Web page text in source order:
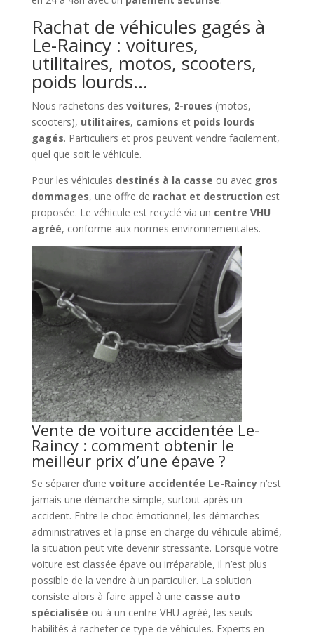
Rachat de véhicules gagés à
Le-Raincy : voitures,
utilitaires, motos, scooters,
poids lourds…
Nous rachetons des voitures, 2-roues (motos,
scooters), utilitaires, camions et poids lourds
gagés. Particuliers et pros peuvent vendre facilement,
quel que soit le véhicule.
Pour les véhicules destinés à la casse ou avec gros
dommages, une offre de rachat et destruction est
proposée. Le véhicule est recyclé via un centre VHU
agréé, conforme aux normes environnementales.
Vente de voiture accidentée Le-
Raincy : comment obtenir le
meilleur prix d’une épave ?
Se séparer d’une voiture accidentée Le-Raincyn’est
jamais une démarche simple, surtout après un
accident. Entre le choc émotionnel, les démarches
administratives et la prise en charge du véhicule abîmé,
la situation peut vite devenir stressante. Lorsque votre
voiture est classée épave ou irréparable, il n’est plus
possible de la vendre à un particulier. La solution
consiste alors à faire appel à une casse auto
spécialisée ou à un centre VHU agréé, les seuls
habilités à racheter ce type de véhicules. Experts en